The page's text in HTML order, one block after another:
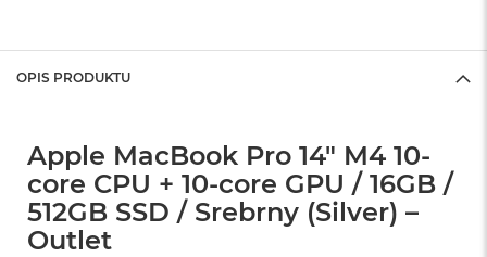
OPIS PRODUKTU
Apple MacBook Pro 14" M4 10-
core CPU + 10-core GPU / 16GB /
512GB SSD / Srebrny (Silver) –
Outlet